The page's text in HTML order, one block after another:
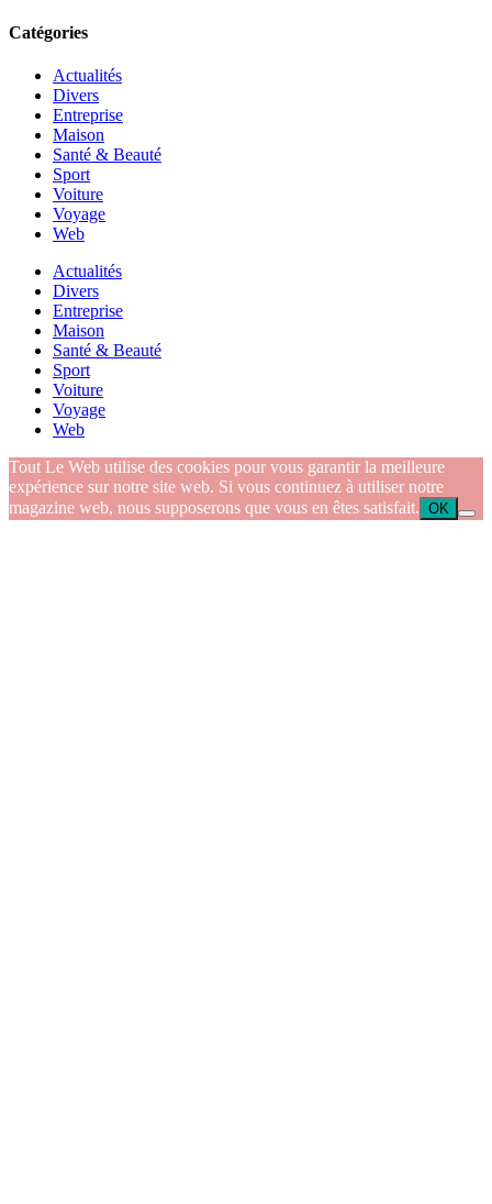
Catégories
Actualités
Divers
Entreprise
Maison
Santé & Beauté
Sport
Voiture
Voyage
Web
Actualités
Divers
Entreprise
Maison
Santé & Beauté
Sport
Voiture
Voyage
Web
Tout Le Web utilise des cookies pour vous garantir la meilleure
expérience sur notre site web. Si vous continuez à utiliser notre
magazine web, nous supposerons que vous en êtes satisfait. OK